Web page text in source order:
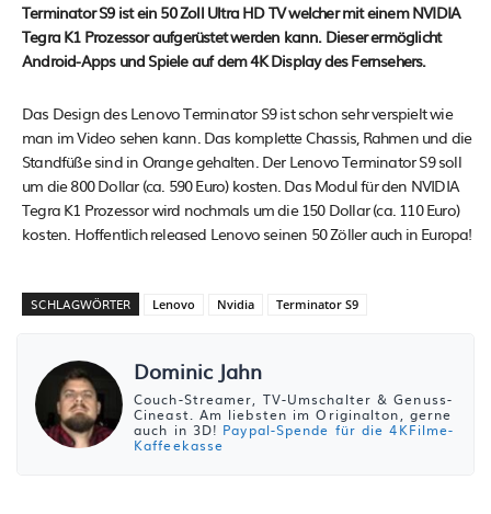
Terminator S9 ist ein 50 Zoll Ultra HD TV welcher mit einem NVIDIA
Tegra K1 Prozessor aufgerüstet werden kann. Dieser ermöglicht
Android-Apps und Spiele auf dem 4K Display des Fernsehers.
Das Design des Lenovo Terminator S9 ist schon sehr verspielt wie
man im Video sehen kann. Das komplette Chassis, Rahmen und die
Standfüße sind in Orange gehalten. Der Lenovo Terminator S9 soll
um die 800 Dollar (ca. 590 Euro) kosten. Das Modul für den NVIDIA
Tegra K1 Prozessor wird nochmals um die 150 Dollar (ca. 110 Euro)
kosten. Hoffentlich released Lenovo seinen 50 Zöller auch in Europa!
SCHLAGWÖRTER Lenovo Nvidia Terminator S9
Dominic Jahn
Couch-Streamer, TV-Umschalter & Genuss-
Cineast. Am liebsten im Originalton, gerne
auch in 3D! Paypal-Spende für die 4KFilme-
Kaffeekasse